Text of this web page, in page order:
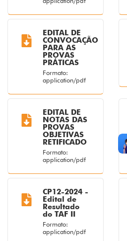
EDITAL DE
CONVOCAÇÃO
PARA AS
PROVAS
PRÁTICAS
Formato:
application/pdf
EDITAL DE
NOTAS DAS
PROVAS
OBJETIVAS
RETIFICADO
Formato:
application/pdf
CP12-2024 -
Edital de
Resultado
do TAF II
Formato:
application/pdf